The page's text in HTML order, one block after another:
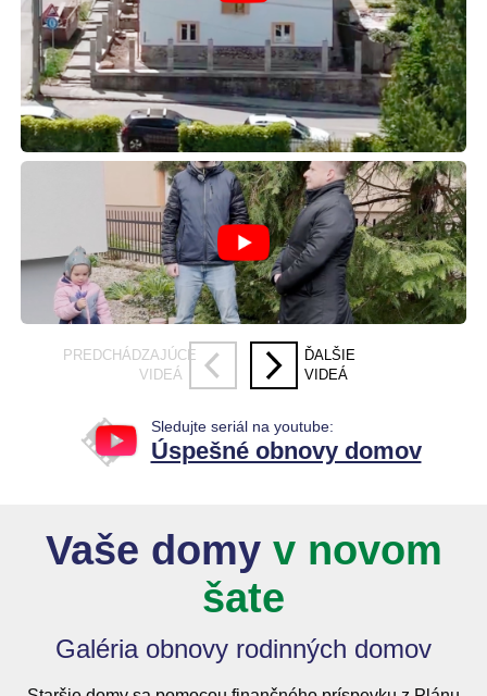
PREDCHÁDZAJÚCE
VIDEÁ
ĎALŠIE
VIDEÁ
Sledujte seriál na youtube:
Úspešné obnovy domov
Vaše domy v novom
šate
Galéria obnovy rodinných domov